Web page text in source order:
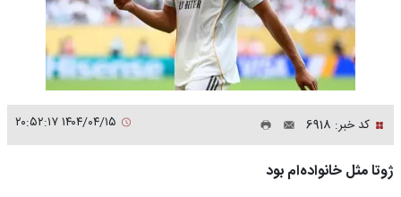
کد خبر: 6918
ژوتا مثل خانواده‌ام بود